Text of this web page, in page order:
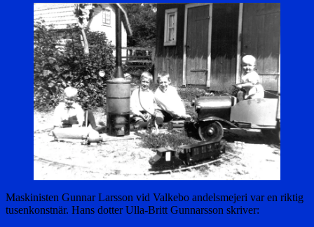
Maskinisten Gunnar Larsson vid Valkebo andelsmejeri var en riktig
tusenkonstnär. Hans dotter Ulla-Britt Gunnarsson skriver: